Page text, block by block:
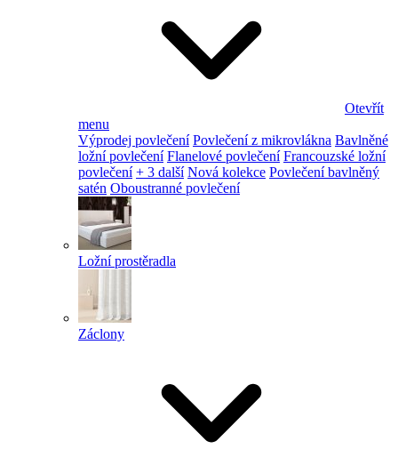
Otevřít
menu
Výprodej povlečení Povlečení z mikrovlákna Bavlněné
ložní povlečení Flanelové povlečení Francouzské ložní
povlečení + 3 další Nová kolekce Povlečení bavlněný
satén Oboustranné povlečení
Ložní prostěradla
Záclony